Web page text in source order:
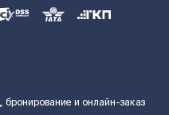
и онлайн-заказ